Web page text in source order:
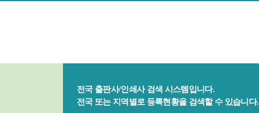
전국 출판사/인쇄사 검색 시스템입니다.
전국 또는 지역별로 등록현황을 검색할 수 있습니다.